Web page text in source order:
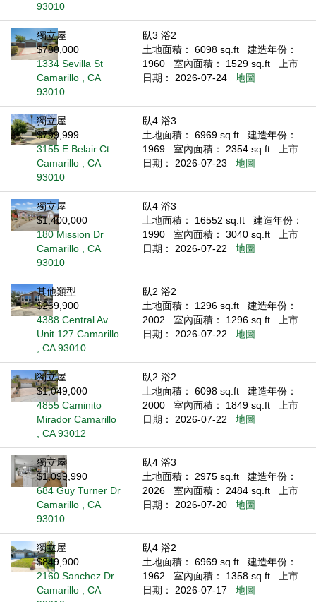
93010
獨立屋
$780,000
1334 Sevilla St
Camarillo , CA
93010
臥3 浴2
土地面積： 6098 sq.ft
建造年份：
1960
室內面積： 1529 sq.ft
上市
日期： 2026-07-24
地圖
獨立屋
$799,999
3155 E Belair Ct
Camarillo , CA
93010
臥4 浴3
土地面積： 6969 sq.ft
建造年份：
1969
室內面積： 2354 sq.ft
上市
日期： 2026-07-23
地圖
獨立屋
$1,400,000
180 Mission Dr
Camarillo , CA
93010
臥4 浴3
土地面積： 16552 sq.ft
建造年份：
1990
室內面積： 3040 sq.ft
上市
日期： 2026-07-22
地圖
其他類型
$269,900
4388 Central Av
Unit 127 Camarillo
, CA 93010
臥2 浴2
土地面積： 1296 sq.ft
建造年份：
2002
室內面積： 1296 sq.ft
上市
日期： 2026-07-22
地圖
獨立屋
$1,049,000
4855 Caminito
Mirador Camarillo
, CA 93012
臥2 浴2
土地面積： 6098 sq.ft
建造年份：
2000
室內面積： 1849 sq.ft
上市
日期： 2026-07-22
地圖
獨立屋
$1,099,990
684 Guy Turner Dr
Camarillo , CA
93010
臥4 浴3
土地面積： 2975 sq.ft
建造年份：
2026
室內面積： 2484 sq.ft
上市
日期： 2026-07-20
地圖
獨立屋
$849,900
2160 Sanchez Dr
Camarillo , CA
臥4 浴2
土地面積： 6969 sq.ft
建造年份：
1962
室內面積： 1358 sq.ft
上市
日期： 2026-07-17
地圖